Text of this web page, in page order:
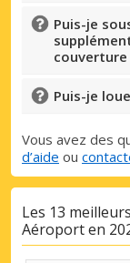
Accédez
seul
Puis-je
couverture
Puis-je
Vous avez des
d’aide ou
Les 13
Aéroport en